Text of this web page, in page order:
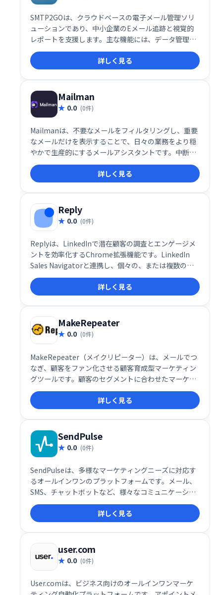
SMTP2GOは、クラウドベースの電子メール管理ソリ
ューションであり、中小企業のEメール追跡と視覚的
レポートを支援します。主な機能には、データ管理、
電子メールモニタリング、ブラックリスト、品質テス
ト、記録管理、電子メール認証、APIなどがありま
す。
詳しく見る
Mailman
0.0 (0件)
Mailmanは、不要なメールをフィルタリングし、重要
なメールだけを表示することで、日々の業務をより穏
やかで生産的にするメールアシスタントです。中断を
最小限に抑え、集中力を高め、効率的なメール管理を
実現します。 煩わしいメールに邪魔されることなく、
大切な業務に集中しましょう。
詳しく見る
Reply
0.0 (0件)
Replyは、LinkedInで潜在顧客の調査とエンゲージメ
ントを効率化するChrome拡張機能です。LinkedIn
Sales Navigatorと連携し、個々の、または複数の見
込み客のメールアドレスを迅速かつ簡単に検索・確認
できます。営業活動の効率化に役立つツールです。
詳しく見る
MakeRepeater
0.0 (0件)
MakeRepeater（メイクリピーター）は、メールでつ
なぎ、顧客をファン化させる顧客育成型マーケティン
グツールです。顧客のセグメントに合わせたマーケテ
ィングアプローチが可能です。Makeshopとの連携が
できます。
詳しく見る
SendPulse
0.0 (0件)
SendPulseは、多様なマーケティングニーズに対応す
るオールインワンのプラットフォームです。メール、
SMS、チャットボットなど、様々なコミュニケーショ
ンチャネルを活用したマーケティングキャンペーンを
効率的に実行できます。ユーザーフレンドリーなイン
ターフェースで、初心者にも簡単に利用可能。顧客エ
ンゲージメントを高め、ビジネス成長を促進します。
詳細な分析機能も搭載し、効果測定も容易です。
詳しく見る
user.com
0.0 (0件)
User.comは、ビジネス向けのオールインワンマーケ